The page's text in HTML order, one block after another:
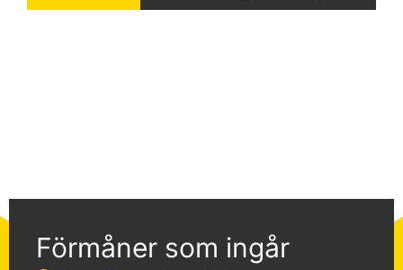
Förmåner som ingår